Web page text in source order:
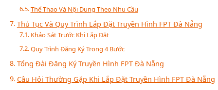
Thể Thao Và Nội Dung Theo Nhu Cầu
Thủ Tục Và Quy Trình Lắp Đặt Truyền Hình FPT Đà Nẵng
Khảo Sát Trước Khi Lắp Đặt
Quy Trình Đăng Ký Trong 4 Bước
Tổng Đài Đăng Ký Truyền Hình FPT Đà Nẵng
Câu Hỏi Thường Gặp Khi Lắp Đặt Truyền Hình FPT Đà Nẵng